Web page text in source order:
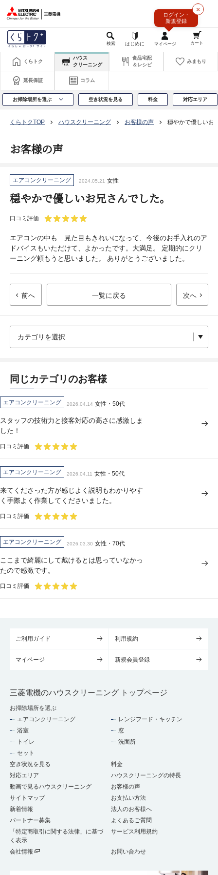
×
ログイン・
新規登録
くらトク
ハウス
クリーニング
食品宅配
＆レシピ
みまもり
延長保証 コラム
お掃除場所を選ぶ 空き状況を見る 料金 対応エリア
くらトクTOP ハウスクリーニング お客様の声 穏やかで優しいお
お客様の声
エアコンクリーニング 2024.05.21 女性
穏やかで優しいお兄さんでした。
口コミ評価
エアコンの中も 見た目もきれいになって、今後のお手入れのア
ドバイスもいただけて、よかったです。大満足。 定期的にクリ
ーニング頼もうと思いました。 ありがとうございました。
前へ 一覧に戻る 次へ
同じカテゴリのお客様
エアコンクリーニング 2026.04.14 女性・50代
スタッフの技術力と接客対応の高さに感激しま
した！
口コミ評価
エアコンクリーニング 2026.04.11 女性・50代
来てくださった方が感じよく説明もわかりやす
く手際よく作業してくださいました。
口コミ評価
エアコンクリーニング 2026.03.30 女性・70代
ここまで綺麗にして戴けるとは思っていなかっ
たので感激です。
口コミ評価
ご利用ガイド 利用規約
マイページ 新規会員登録
三菱電機のハウスクリーニング トップページ
お掃除場所を選ぶ
エアコンクリーニング
レンジフード・キッチン
浴室
窓
トイレ
洗面所
セット
空き状況を見る
料金
対応エリア
ハウスクリーニングの特長
動画で見るハウスクリーニング
お客様の声
サイトマップ
お支払い方法
新着情報
法人のお客様へ
パートナー募集
よくあるご質問
「特定商取引に関する法律」に基づ
く表示
サービス利用規約
会社情報 お問い合わせ